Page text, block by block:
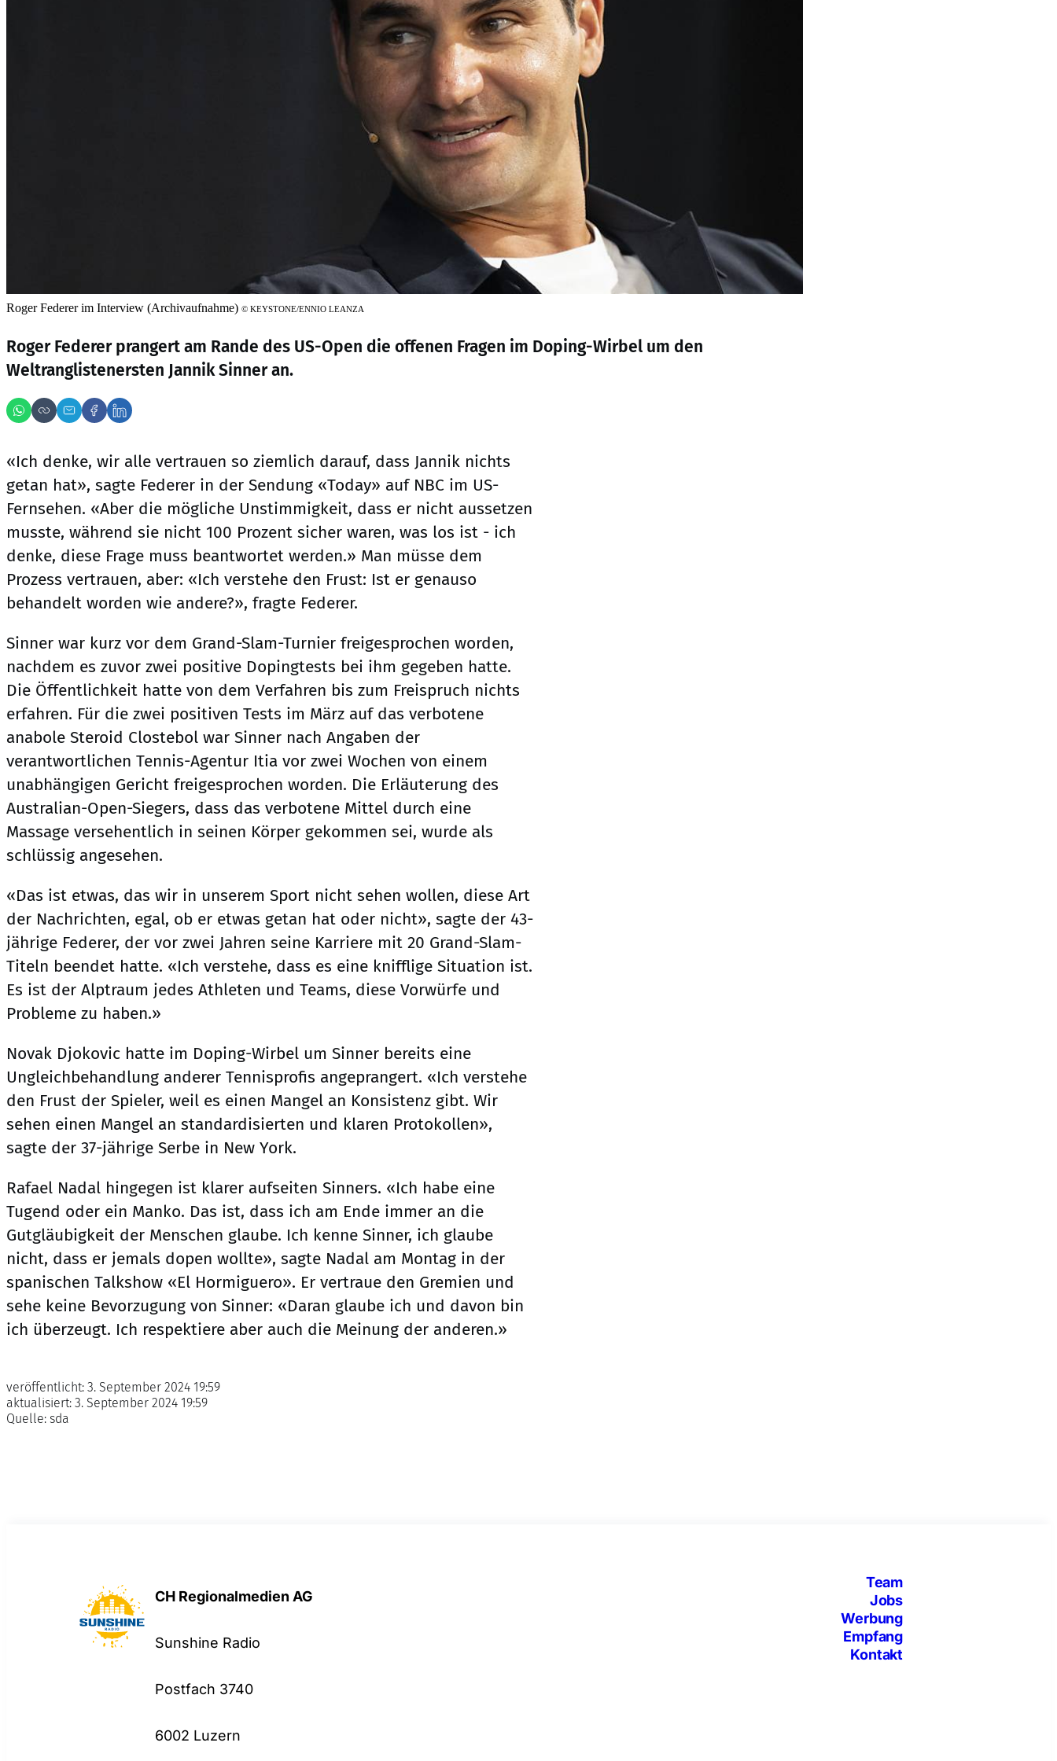
Roger Federer im Interview (Archivaufnahme) © KEYSTONE/ENNIO LEANZA
Roger Federer prangert am Rande des US-Open die offenen Fragen im Doping-Wirbel um den
Weltranglistenersten Jannik Sinner an.
«Ich denke, wir alle vertrauen so ziemlich darauf, dass Jannik nichts
getan hat», sagte Federer in der Sendung «Today» auf NBC im US-
Fernsehen. «Aber die mögliche Unstimmigkeit, dass er nicht aussetzen
musste, während sie nicht 100 Prozent sicher waren, was los ist - ich
denke, diese Frage muss beantwortet werden.» Man müsse dem
Prozess vertrauen, aber: «Ich verstehe den Frust: Ist er genauso
behandelt worden wie andere?», fragte Federer.
Sinner war kurz vor dem Grand-Slam-Turnier freigesprochen worden,
nachdem es zuvor zwei positive Dopingtests bei ihm gegeben hatte.
Die Öffentlichkeit hatte von dem Verfahren bis zum Freispruch nichts
erfahren. Für die zwei positiven Tests im März auf das verbotene
anabole Steroid Clostebol war Sinner nach Angaben der
verantwortlichen Tennis-Agentur Itia vor zwei Wochen von einem
unabhängigen Gericht freigesprochen worden. Die Erläuterung des
Australian-Open-Siegers, dass das verbotene Mittel durch eine
Massage versehentlich in seinen Körper gekommen sei, wurde als
schlüssig angesehen.
«Das ist etwas, das wir in unserem Sport nicht sehen wollen, diese Art
der Nachrichten, egal, ob er etwas getan hat oder nicht», sagte der 43-
jährige Federer, der vor zwei Jahren seine Karriere mit 20 Grand-Slam-
Titeln beendet hatte. «Ich verstehe, dass es eine knifflige Situation ist.
Es ist der Alptraum jedes Athleten und Teams, diese Vorwürfe und
Probleme zu haben.»
Novak Djokovic hatte im Doping-Wirbel um Sinner bereits eine
Ungleichbehandlung anderer Tennisprofis angeprangert. «Ich verstehe
den Frust der Spieler, weil es einen Mangel an Konsistenz gibt. Wir
sehen einen Mangel an standardisierten und klaren Protokollen»,
sagte der 37-jährige Serbe in New York.
Rafael Nadal hingegen ist klarer aufseiten Sinners. «Ich habe eine
Tugend oder ein Manko. Das ist, dass ich am Ende immer an die
Gutgläubigkeit der Menschen glaube. Ich kenne Sinner, ich glaube
nicht, dass er jemals dopen wollte», sagte Nadal am Montag in der
spanischen Talkshow «El Hormiguero». Er vertraue den Gremien und
sehe keine Bevorzugung von Sinner: «Daran glaube ich und davon bin
ich überzeugt. Ich respektiere aber auch die Meinung der anderen.»
Quelle: sda
veröffentlicht: 3. September 2024 19:59
aktualisiert: 3. September 2024 19:59
CH Regionalmedien AG
Sunshine Radio
Postfach 3740
6002 Luzern
Team
Jobs
Werbung
Empfang
Kontakt